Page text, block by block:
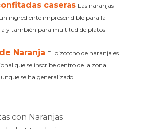
caseras Las naranjas
ingrediente imprescindible para la
y también para multitud de platos
Naranja El bizcocho de naranja es
que se inscribe dentro de la zona
se ha generalizado...
con Naranjas